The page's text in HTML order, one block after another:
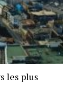
les plus